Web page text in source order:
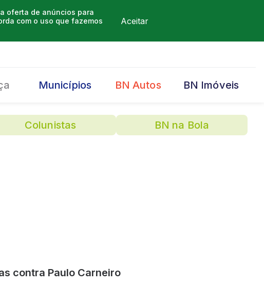
oferta de anúncios para
com o uso que fazemos
Aceitar
Municípios BN Autos BN Imóveis
Colunistas BN na Bola
contra Paulo Carneiro